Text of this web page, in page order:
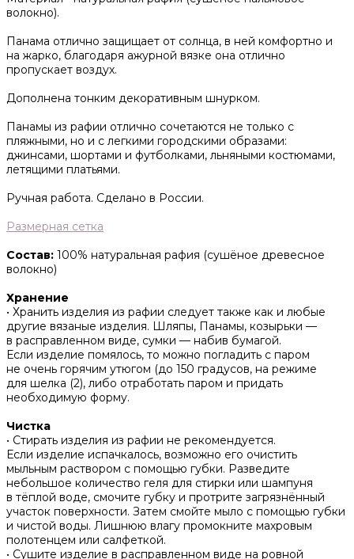
волокно).
Панама отлично защищает от солнца, в ней комфортно и
на жарко, благодаря ажурной вязке она отлично
пропускает воздух.
Дополнена тонким декоративным шнурком.
Панамы из рафии отлично сочетаются не только с
пляжными, но и с легкими городскими образами:
джинсами, шортами и футболками, льняными костюмами,
летящими платьями.
Ручная работа. Сделано в России.
Размерная сетка
Состав: 100% натуральная рафия (сушёное древесное
волокно)
Хранение
• Хранить изделия из рафии следует также как и любые
другие вязаные изделия. Шляпы, Панамы, козырьки —
в расправленном виде, сумки — набив бумагой.
Если изделие помялось, то можно погладить с паром
не очень горячим утюгом (до 150 градусов, на режиме
для шелка (2), либо отработать паром и придать
необходимую форму.
Чистка
• Стирать изделия из рафии не рекомендуется.
Если изделие испачкалось, возможно его очистить
мыльным раствором с помощью губки. Разведите
небольшое количество геля для стирки или шампуня
в тёплой воде, смочите губку и протрите загрязнённый
участок поверхности. Затем смойте мыло с помощью губки
и чистой воды. Лишнюю влагу промокните махровым
полотенцем или салфеткой.
• Сушите изделие в расправленном виде на ровной